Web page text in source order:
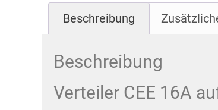
Beschreibung
Beschreibung
Verteiler CEE 16A